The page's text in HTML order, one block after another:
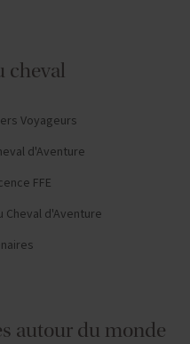
cheval
Voyageurs
d'Aventure
FFE
Cheval d'Aventure
autour du monde